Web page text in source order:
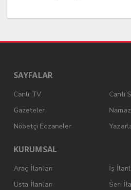
SAYFALAR
Canlı TV
Canlı
Gazeteler
Nöbetçi Eczaneler
KURUMSAL
Araç İlanları
İş
Usta İlanları
Seri